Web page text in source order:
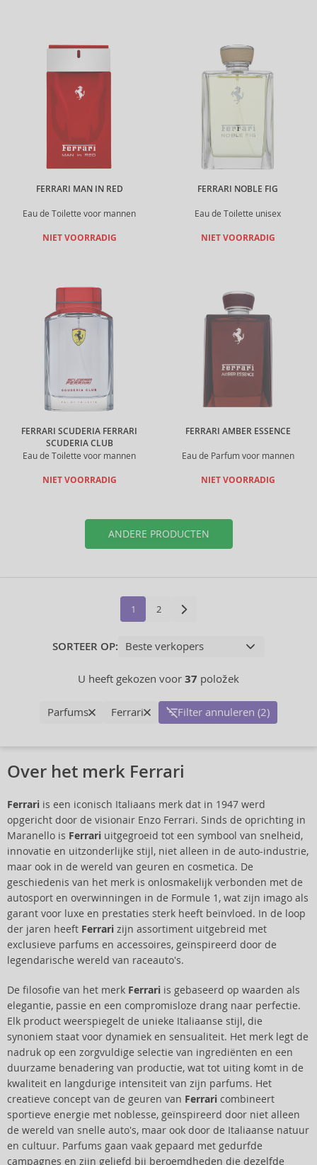
FERRARI MAN IN RED
Eau de Toilette voor mannen
NIET VOORRADIG
FERRARI NOBLE FIG
Eau de Toilette unisex
NIET VOORRADIG
FERRARI SCUDERIA FERRARI
SCUDERIA CLUB
Eau de Toilette voor mannen
NIET VOORRADIG
FERRARI AMBER ESSENCE
Eau de Parfum voor mannen
NIET VOORRADIG
ANDERE PRODUCTEN
1 2
SORTEER OP:
U heeft gekozen voor 37 položek
Parfums Ferrari Filter annuleren (2)
Over het merk Ferrari
Ferrari is een iconisch Italiaans merk dat in 1947 werd
opgericht door de visionair Enzo Ferrari. Sinds de oprichting in
Maranello is Ferrari uitgegroeid tot een symbool van snelheid,
innovatie en uitzonderlijke stijl, niet alleen in de auto-industrie,
maar ook in de wereld van geuren en cosmetica. De
geschiedenis van het merk is onlosmakelijk verbonden met de
autosport en overwinningen in de Formule 1, wat zijn imago als
garant voor luxe en prestaties sterk heeft beïnvloed. In de loop
der jaren heeft Ferrari zijn assortiment uitgebreid met
exclusieve parfums en accessoires, geïnspireerd door de
legendarische wereld van raceauto's.
De filosofie van het merk Ferrari is gebaseerd op waarden als
elegantie, passie en een compromisloze drang naar perfectie.
Elk product weerspiegelt de unieke Italiaanse stijl, die
synoniem staat voor dynamiek en sensualiteit. Het merk legt de
nadruk op een zorgvuldige selectie van ingrediënten en een
duurzame benadering van productie, wat tot uiting komt in de
kwaliteit en langdurige intensiteit van zijn parfums. Het
creatieve concept van de geuren van Ferrari combineert
sportieve energie met noblesse, geïnspireerd door niet alleen
de wereld van snelle auto's, maar ook door de Italiaanse natuur
en cultuur. Parfums gaan vaak gepaard met gedurfde
campagnes en zijn geliefd bij beroemdheden die dezelfde